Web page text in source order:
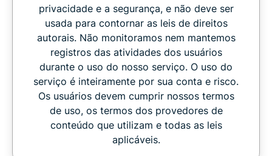
privacidade e a segurança, e não deve ser
usada para contornar as leis de direitos
autorais. Não monitoramos nem mantemos
registros das atividades dos usuários
durante o uso do nosso serviço. O uso do
serviço é inteiramente por sua conta e risco.
Os usuários devem cumprir nossos termos
de uso, os termos dos provedores de
conteúdo que utilizam e todas as leis
aplicáveis.